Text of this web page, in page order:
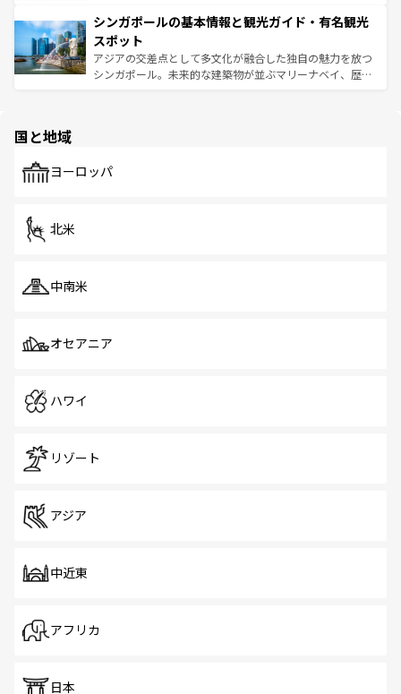
参照してほしい。
激する。気候は一年中温暖で、どの季節にも異なる楽しみ
が待っている。親しみやすいタイの人々、仏教を中心とし
た文化、そして多様な観光資源が、訪れる旅人を魅了し続
ける。 なお、新着のタイ情報はコンテンツ一覧を参照して
み、どこを訪れても感動するはず。観光スポットが密集し
ており、効率よく見どころを回れるのも魅力。息をのむよ
うな絶景から文化的な体験まで、香港を存分に楽しみ尽く
そう。 なお、新着の香港情報はコンテンツ一覧を参照して
シンガポールの基本情報と観光ガイド・有名観光
スポット
アジアの交差点として多文化が融合した独自の魅力を放つ
シンガポール。未来的な建築物が並ぶマリーナベイ、歴史
で、ホーカーズは地元の風情を楽しめる外せないスポット
国と地域
ヨーロッパ
北米
中南米
オセアニア
ハワイ
リゾート
アジア
中近東
アフリカ
日本